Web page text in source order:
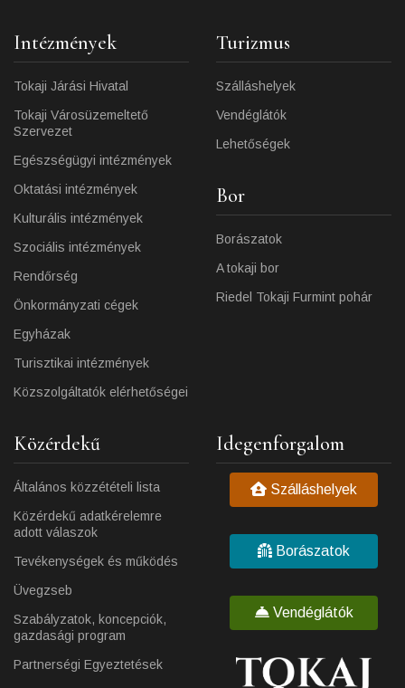
Intézmények
Tokaji Járási Hivatal
Tokaji Városüzemeltető
Szervezet
Egészségügyi intézmények
Oktatási intézmények
Kulturális intézmények
Szociális intézmények
Rendőrség
Önkormányzati cégek
Egyházak
Turisztikai intézmények
Közszolgáltatók elérhetőségei
Turizmus
Szálláshelyek
Vendéglátók
Lehetőségek
Bor
Borászatok
A tokaji bor
Riedel Tokaji Furmint pohár
Közérdekű
Általános közzétételi lista
Közérdekű adatkérelemre
adott válaszok
Tevékenységek és működés
Üvegzseb
Szabályzatok, koncepciók,
gazdasági program
Partnerségi Egyeztetések
Idegenforgalom
Szálláshelyek
Borászatok
Vendéglátók